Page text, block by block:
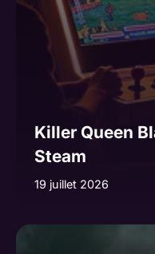
Killer Queen
Steam
19 juillet 2026